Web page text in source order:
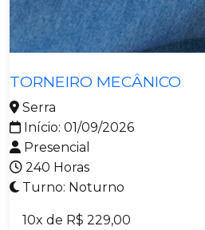
TORNEIRO MECÂNICO
Serra
Início: 01/09/2026
Presencial
240 Horas
Turno: Noturno
10x de R$ 229,00